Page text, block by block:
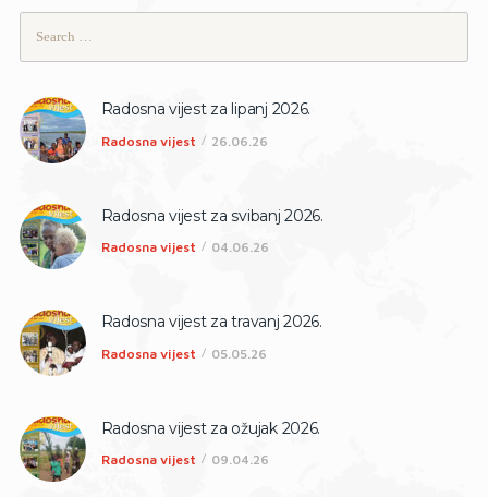
Radosna vijest za lipanj 2026.
Radosna vijest 26.06.26
Radosna vijest za svibanj 2026.
Radosna vijest 04.06.26
Radosna vijest za travanj 2026.
Radosna vijest 05.05.26
Radosna vijest za ožujak 2026.
Radosna vijest 09.04.26